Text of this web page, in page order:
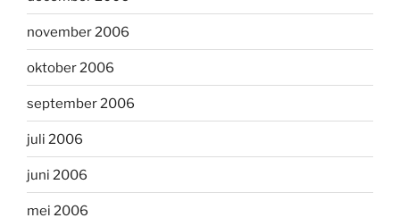
november 2006
oktober 2006
september 2006
juli 2006
juni 2006
mei 2006